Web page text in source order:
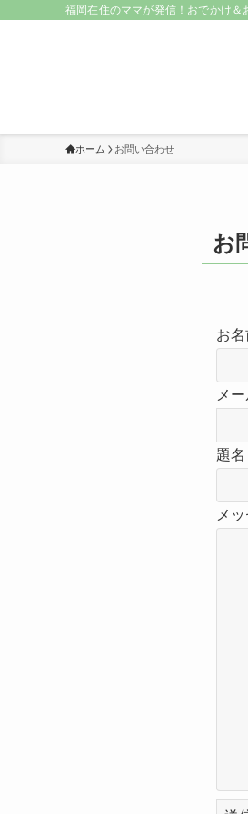
福岡在住のママが発信！おでかけ
ホーム お問い合わせ
お
お
メ
題名
メ